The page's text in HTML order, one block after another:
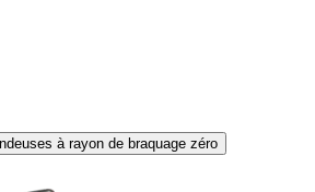
à rayon de braquage zéro